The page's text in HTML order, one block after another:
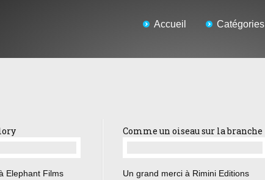
Accueil Catégories
Elephant Films
Comme un oiseau sur la branche
Un grand merci à Rimini Editions